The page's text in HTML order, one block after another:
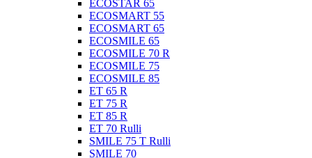
ECOSTAR 65
ECOSMART 55
ECOSMART 65
ECOSMILE 65
ECOSMILE 70 R
ECOSMILE 75
ECOSMILE 85
ET 65 R
ET 75 R
ET 85 R
ET 70 Rulli
SMILE 75 T Rulli
SMILE 70